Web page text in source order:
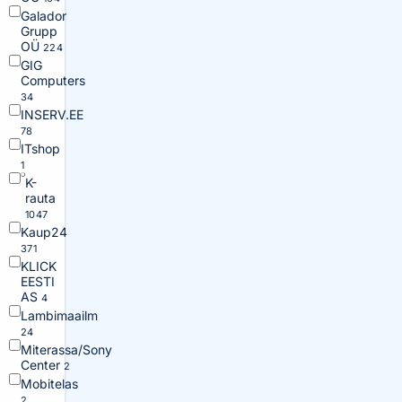
Galador
Grupp
OÜ 224
GIG
Computers
34
INSERV.EE
78
ITshop
1
K-
rauta
1047
Kaup24
371
KLICK
EESTI
AS 4
Lambimaailm
24
Miterassa/Sony
Center 2
Mobitelas